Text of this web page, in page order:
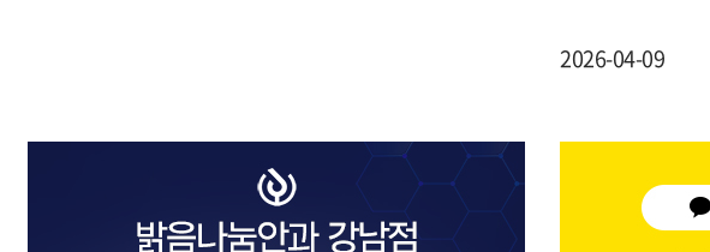
2026-04-09